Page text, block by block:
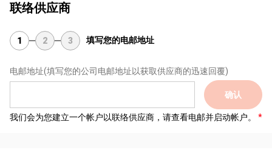
联络供应商
1 2 3 填写您的电邮地址
电邮地址(填写您的公司电邮地址以获取供应商的迅速回覆)
确认
我们会为您建立一个帐户以联络供应商，请查看电邮并启动帐户。